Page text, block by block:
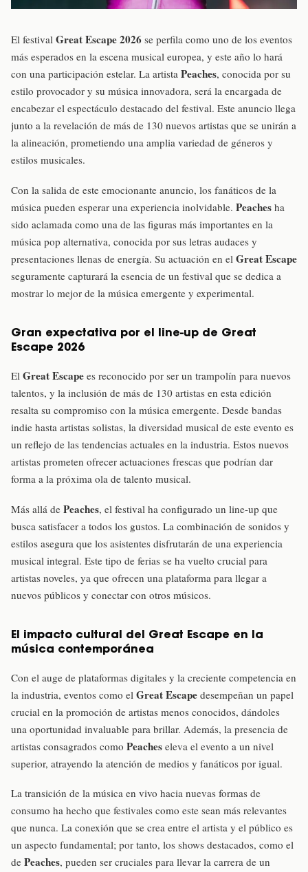
El festival Great Escape 2026 se perfila como uno de los eventos
más esperados en la escena musical europea, y este año lo hará
con una participación estelar. La artista Peaches, conocida por su
estilo provocador y su música innovadora, será la encargada de
encabezar el espectáculo destacado del festival. Este anuncio llega
junto a la revelación de más de 130 nuevos artistas que se unirán a
la alineación, prometiendo una amplia variedad de géneros y
estilos musicales.
Con la salida de este emocionante anuncio, los fanáticos de la
música pueden esperar una experiencia inolvidable. Peaches ha
sido aclamada como una de las figuras más importantes en la
música pop alternativa, conocida por sus letras audaces y
presentaciones llenas de energía. Su actuación en el Great Escape
seguramente capturará la esencia de un festival que se dedica a
mostrar lo mejor de la música emergente y experimental.
Gran expectativa por el line-up de Great
Escape 2026
El Great Escape es reconocido por ser un trampolín para nuevos
talentos, y la inclusión de más de 130 artistas en esta edición
resalta su compromiso con la música emergente. Desde bandas
indie hasta artistas solistas, la diversidad musical de este evento es
un reflejo de las tendencias actuales en la industria. Estos nuevos
artistas prometen ofrecer actuaciones frescas que podrían dar
forma a la próxima ola de talento musical.
Más allá de Peaches, el festival ha configurado un line-up que
busca satisfacer a todos los gustos. La combinación de sonidos y
estilos asegura que los asistentes disfrutarán de una experiencia
musical integral. Este tipo de ferias se ha vuelto crucial para
artistas noveles, ya que ofrecen una plataforma para llegar a
nuevos públicos y conectar con otros músicos.
El impacto cultural del Great Escape en la
música contemporánea
Con el auge de plataformas digitales y la creciente competencia en
la industria, eventos como el Great Escape desempeñan un papel
crucial en la promoción de artistas menos conocidos, dándoles
una oportunidad invaluable para brillar. Además, la presencia de
artistas consagrados como Peaches eleva el evento a un nivel
superior, atrayendo la atención de medios y fanáticos por igual.
La transición de la música en vivo hacia nuevas formas de
consumo ha hecho que festivales como este sean más relevantes
que nunca. La conexión que se crea entre el artista y el público es
un aspecto fundamental; por tanto, los shows destacados, como el
de Peaches, pueden ser cruciales para llevar la carrera de un